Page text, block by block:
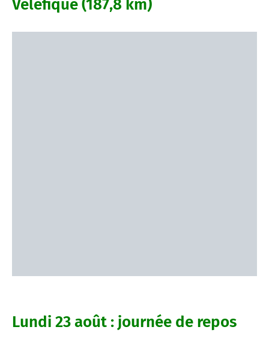
Velefique (187,8 km)
Lundi 23 août : journée de repos